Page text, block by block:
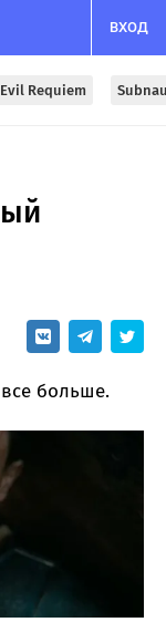
ВХОД
Requiem
больше.